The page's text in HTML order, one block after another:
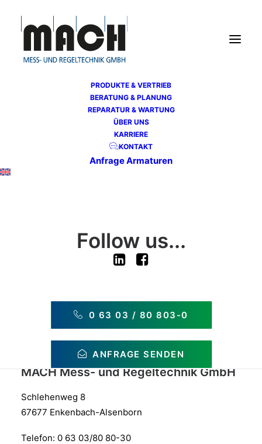
PRODUKTE & VERTRIEB
BERATUNG & PLANUNG
REPARATUR & WARTUNG
ÜBER UNS
KARRIERE
KONTAKT
Anfrage Armaturen
Follow us...
0 63 03 / 80 803-0
ANFRAGE SENDEN
IMPRESSUM
MACH Mess- und Regeltechnik GmbH
Schlehenweg 8
67677 Enkenbach-Alsenborn
Telefon: 0 63 03/80 80-30